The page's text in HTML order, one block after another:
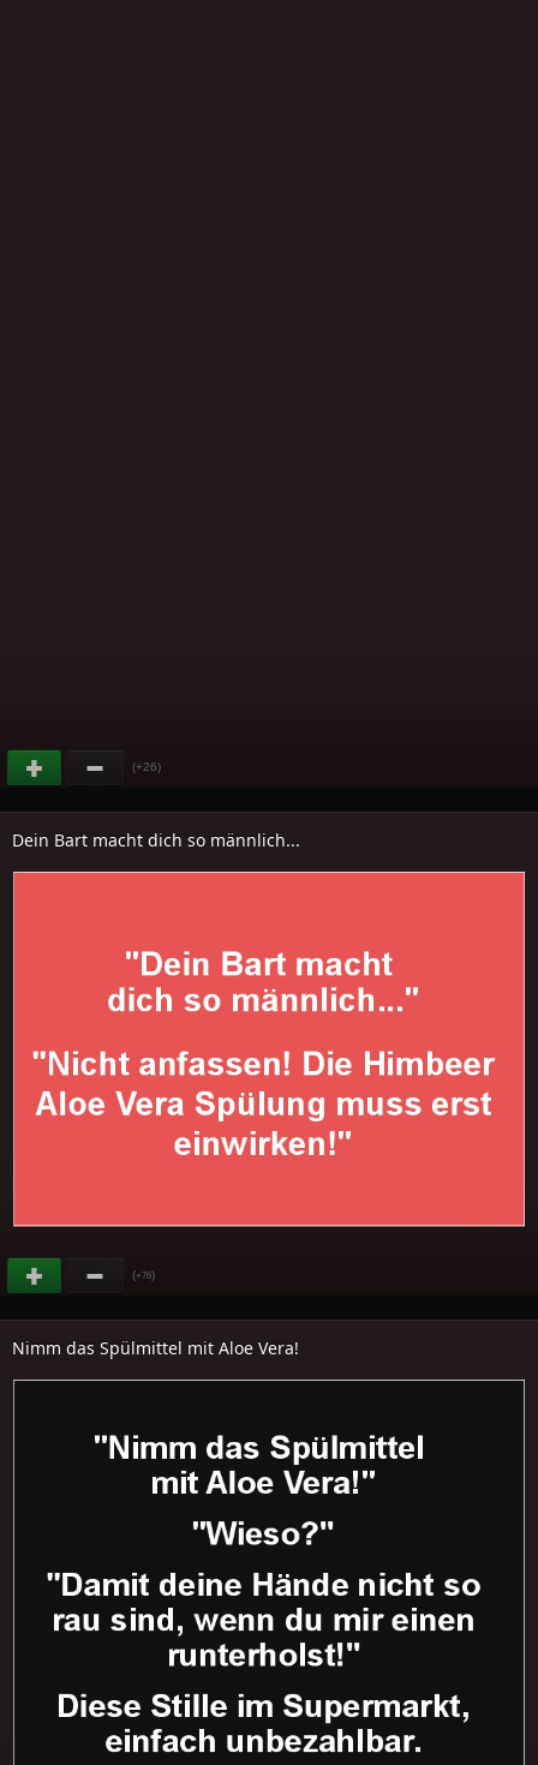
(+26)
Dein Bart macht dich so männlich...
(+76)
Nimm das Spülmittel mit Aloe Vera!